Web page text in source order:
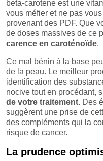
beta-carotene est une
vous méfier et ne pas
provenant des PDF. Que
de doses massives de ce
carence en caroténoïde.
Ce mal bénin à la base
de la peau. Le meilleur
identification des
nocive tout en procédant,
de votre traitement. Des
suggèrent une prise de
des compléments qui la
risque de cancer.
La prudence